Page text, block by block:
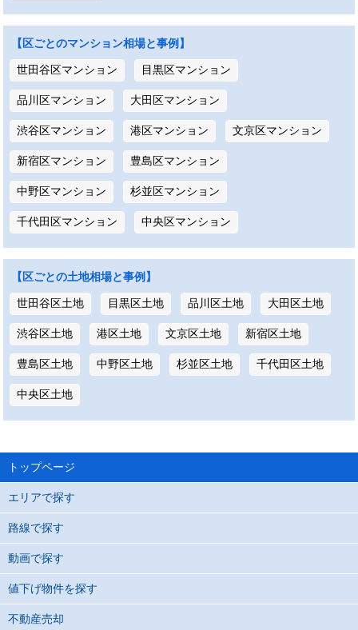
【区ごとのマンション相場と事例】
世田谷区マンション 目黒区マンション
品川区マンション 大田区マンション
渋谷区マンション 港区マンション 文京区マンション
新宿区マンション 豊島区マンション
中野区マンション 杉並区マンション
千代田区マンション 中央区マンション
【区ごとの土地相場と事例】
世田谷区土地 目黒区土地 品川区土地 大田区土地
渋谷区土地 港区土地 文京区土地 新宿区土地
豊島区土地 中野区土地 杉並区土地 千代田区土地
中央区土地
トップページ
エリアで探す
路線で探す
動画で探す
値下げ物件を探す
不動産売却